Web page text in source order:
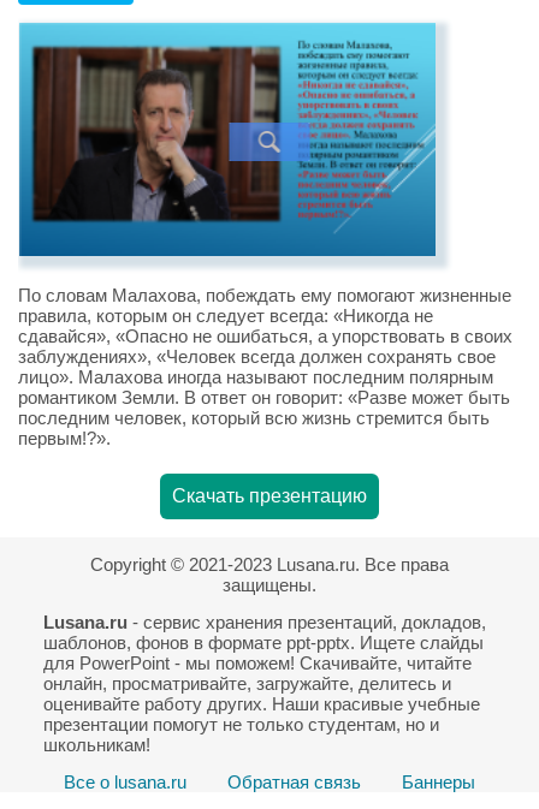
По словам Малахова, побеждать ему помогают жизненные
правила, которым он следует всегда: «Никогда не
сдавайся», «Опасно не ошибаться, а упорствовать в своих
заблуждениях», «Человек всегда должен сохранять свое
лицо». Малахова иногда называют последним полярным
романтиком Земли. В ответ он говорит: «Разве может быть
последним человек, который всю жизнь стремится быть
первым!?».
Скачать презентацию
Copyright © 2021-2023 Lusana.ru. Все права
защищены.
Lusana.ru - сервис хранения презентаций, докладов,
шаблонов, фонов в формате ppt-pptx. Ищете слайды
для PowerPoint - мы поможем! Скачивайте, читайте
онлайн, просматривайте, загружайте, делитесь и
оценивайте работу других. Наши красивые учебные
презентации помогут не только студентам, но и
школьникам!
Все о lusana.ru
Обратная связь Баннеры